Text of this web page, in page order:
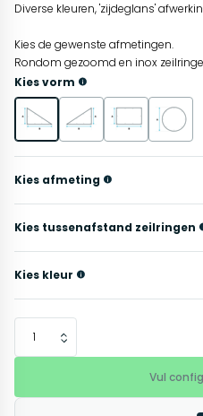
Diverse kleuren, 'zijdeglans'
Kies de gewenste afmetingen.
Rondom gezoomd en inox
Kies vorm
Kies afmeting
Kies tussenafstand zeilringen
Kies kleur
Vul